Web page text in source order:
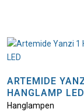
ARTEMIDE
HANGLAMP LED
Hanglampen